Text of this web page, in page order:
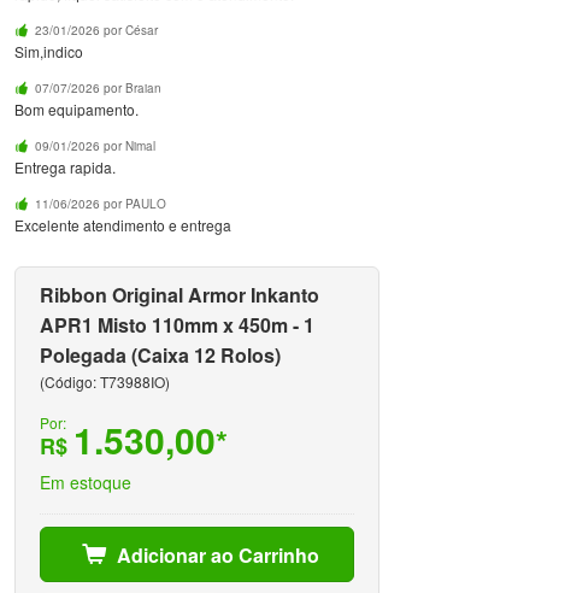
23/01/2026 por César
Sim,indico
07/07/2026 por Braian
Bom equipamento.
09/01/2026 por Nimal
Entrega rapida.
11/06/2026 por PAULO
Excelente atendimento e entrega
Ribbon Original Armor Inkanto
APR1 Misto 110mm x 450m - 1
Polegada (Caixa 12 Rolos)
(Código: T73988IO)
Por:
R$ 1.530,00*
Em estoque
Adicionar ao Carrinho